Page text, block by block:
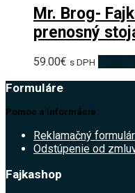
Mr. Brog-
prenosný
59.00€ s DPH
Formuláre
Pomoc a informácie
Reklamačný formulár
Odstúpenie od
Fajkashop